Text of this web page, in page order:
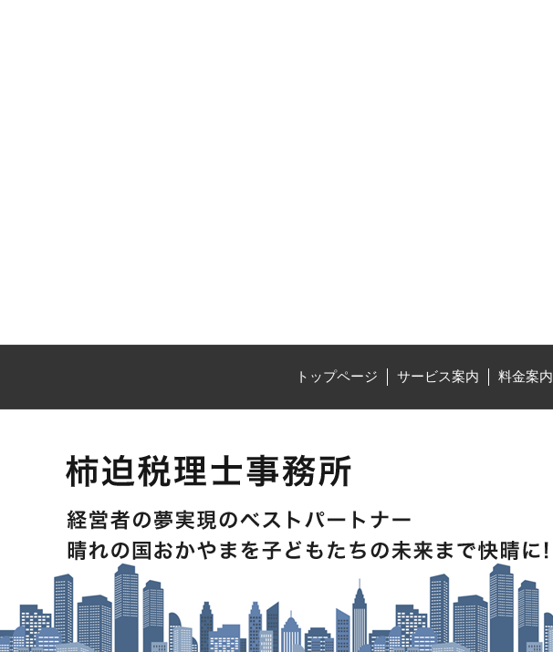
トップページ サービス案内 料金案内